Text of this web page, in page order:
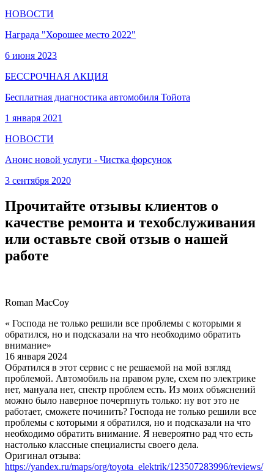
НОВОСТИ
Награда "Хорошее место 2022"
6 июня 2023
БЕССРОЧНАЯ АКЦИЯ
Бесплатная диагностика автомобиля Тойота
1 января 2021
НОВОСТИ
Анонс новой услуги - Чистка форсунок
3 сентября 2020
Прочитайте отзывы клиентов о
качестве ремонта и техобслуживания
или оставьте свой отзыв о нашей
работе
Roman MacCoy
« Господа не только решили все проблемы с которыми я
обратился, но и подсказали на что необходимо обратить
внимание»
16 января 2024
Обратился в этот сервис с не решаемой на мой взгляд
проблемой. Автомобиль на правом руле, схем по электрике
нет, мануала нет, спектр проблем есть. Из моих объяснений
можно было наверное почерпнуть только: ну вот это не
работает, сможете починить? Господа не только решили все
проблемы с которыми я обратился, но и подсказали на что
необходимо обратить внимание. Я невероятно рад что есть
настолько классные специалисты своего дела.
Оригинал отзыва:
https://yandex.ru/maps/org/toyota_elektrik/123507283996/reviews/